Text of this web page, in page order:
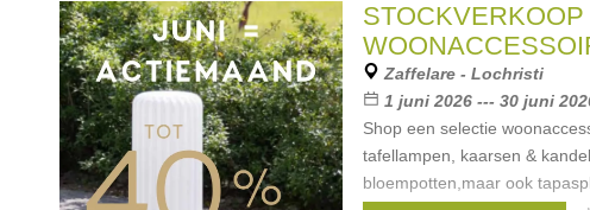
STOCKVERKOOP
Zaffelare - Lochristi
1 juni 2026 --- 30 juni
Shop een selectie
tafellampen, kaarsen &
bloempotten,maar ook